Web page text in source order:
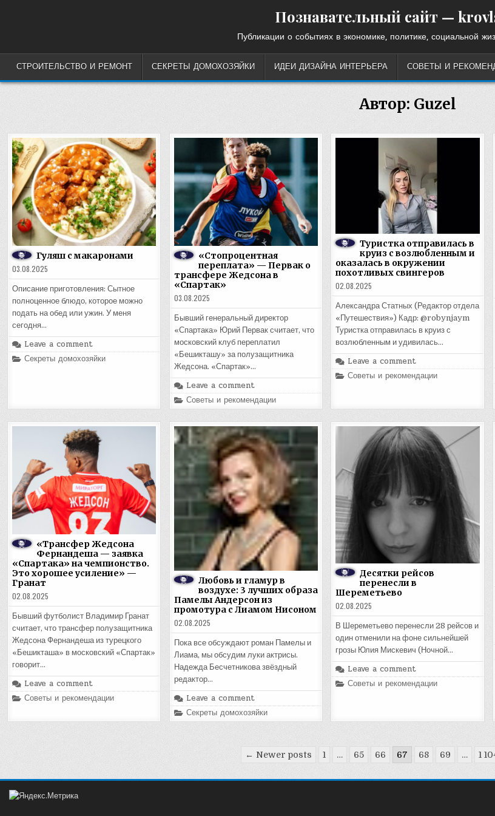
Познавательный сайт —
Публикации о событиях в экономике, политике, социальной
СТРОИТЕЛЬСТВО И РЕМОНТ СЕКРЕТЫ ДОМОХОЗЯЙКИ ИДЕИ ДИЗАЙНА ИНТЕРЬЕРА СОВЕТЫ И
Автор: Guzel
Гуляш с макаронами
03.08.2025
Описание приготовления: Сытное
полноценное блюдо, которое можно
подать на обед или ужин. У меня
сегодня…
Leave a comment
Posted
Секреты домохозяйки
«Стопроцентная
переплата» — Первак о
трансфере Жедсона в
«Спартак»
03.08.2025
Бывший генеральный директор
«Спартака» Юрий Первак считает, что
московский клуб переплатил
«Бешикташу» за полузащитника
Жедсона. «Спартак»…
Leave a comment
Posted
in
Советы и рекомендации
Туристка отправилась в
круиз с возлюбленным и
оказалась в окружении
похотливых свингеров
02.08.2025
Александра Статных (Редактор отдела
«Путешествия») Кадр: @robynjaym
Туристка отправилась в круиз с
возлюбленным и удивилась…
Leave a comment
Posted
Советы и рекомендации
«Трансфер Жедсона
Фернандеша — заявка
«Спартака» на чемпионство.
Это хорошее усиление» —
Гранат
02.08.2025
Бывший футболист Владимир Гранат
считает, что трансфер полузащитника
Жедсона Фернандеша из турецкого
«Бешикташа» в московский «Спартак»
говорит…
Leave a comment
Posted
Советы и рекомендации
Любовь и гламур в
воздухе: 3 лучших образа
Памелы Андерсон из
промотура с Лиамом Нисоном
02.08.2025
Пока все обсуждают роман Памелы и
Лиама, мы обсудим луки актрисы.
Надежда Бесчетникова звёздный
редактор…
Leave a comment
Posted
in
Секреты домохозяйки
Десятки рейсов
перенесли в
Шереметьево
02.08.2025
В Шереметьево перенесли 28 рейсов и
один отменили на фоне сильнейшей
грозы Юлия Мискевич (Ночной…
Leave a comment
Posted
Советы и рекомендации
← Newer posts 1 … 65 66 67 68 69 … 1